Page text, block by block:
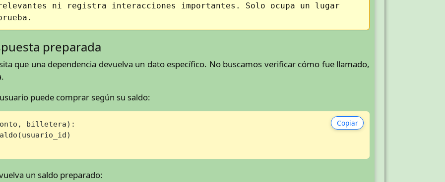
relevantes ni registra interacciones importantes. Solo ocupa un lugar
preparada
que una dependencia devuelva un dato específico. No buscamos verificar cómo fue llamado,
puede comprar según su saldo:
Copiar
billetera):
un saldo preparado: